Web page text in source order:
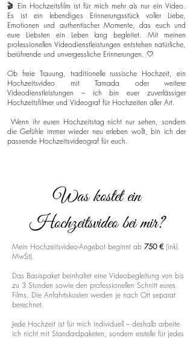
🎬 Ein Hochzeitsfilm ist für mich mehr als nur ein Video.
Es ist ein lebendiges Erinnerungsstück voller Liebe,
Emotionen und authentischer Momente, das euch und
eure Liebsten ein Leben lang begleitet. Mit meinen
professionellen Videodienstleistungen entstehen natürliche,
berührende und unvergessliche Erinnerungen. 🤍
Ob freie Trauung, traditionelle russische Hochzeit, ein
Hochzeitsvideo mit Tamada oder weitere
Videodienstleistungen – ich bin euer zuverlässiger
Hochzeitsfilmer und Videograf für Hochzeiten aller Art.
Wenn ihr euren Hochzeitstag nicht nur sehen, sondern
die Gefühle immer wieder neu erleben wollt, bin ich der
passende Hochzeitsvideograf für euch.
Was kostet ein
Hochzeitsvideo bei mir?
Mein Hochzeitsvideo-Angebot beginnt ab 750 € (inkl.
MwSt).
Das Basispaket beinhaltet eine Videobegleitung von bis
zu 3 Stunden sowie den professionellen Schnitt eures
Films. Die Anfahrtskosten werden je nach Ort separat
berechnet.
Jede Hochzeit ist für mich individuell – deshalb arbeite
ich nicht mit Standardpaketen, sondern erstelle für jedes